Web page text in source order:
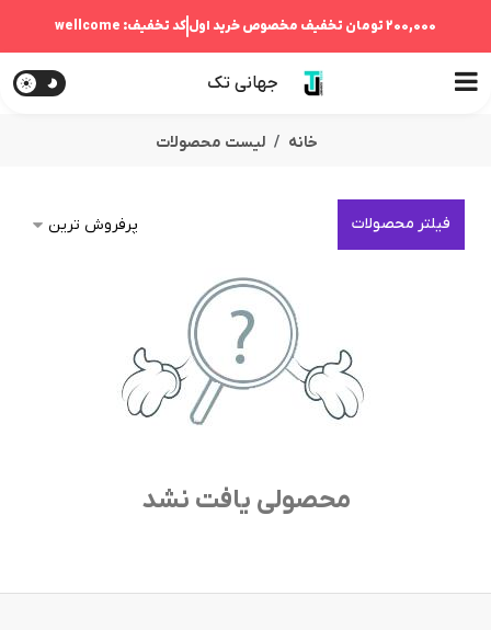
200,000 تومان تخفیف مخصوص خرید اولکد تخفیف: wellcome
جهانی تک
خانه لیست محصولات
فیلتر محصولات
محصولی یافت نشد